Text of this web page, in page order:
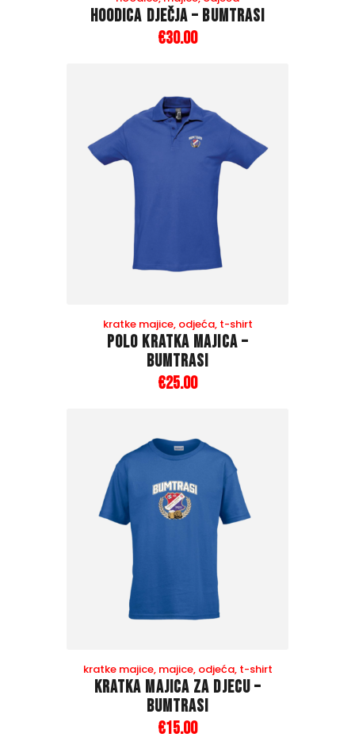
Hoodica dječja – Bumtrasi
€30.00
kratke majice, odjeća, t-shirt
Polo kratka majica –
Bumtrasi
€25.00
kratke majice, majice, odjeća, t-shirt
Kratka majica za djecu –
Bumtrasi
€15.00